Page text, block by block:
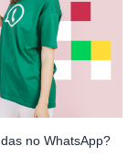
no WhatsApp?